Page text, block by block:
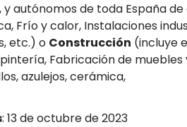
autónomos de toda España
Frío y calor, Instalaciones
etc.) o Construcción (incluye
Fabricación de
azulejos, cerámica,
: 13 de octubre de 2023